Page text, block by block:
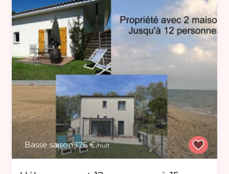
Basse saison 176 €/nuit